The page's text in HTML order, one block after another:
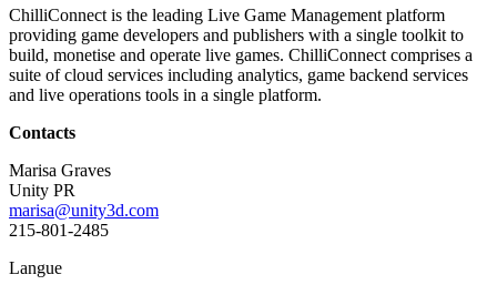
ChilliConnect is the leading Live Game Management platform
providing game developers and publishers with a single toolkit to
build, monetise and operate live games. ChilliConnect comprises a
suite of cloud services including analytics, game backend services
and live operations tools in a single platform.
Contacts
Marisa Graves
Unity PR
marisa@unity3d.com
215-801-2485
Langue